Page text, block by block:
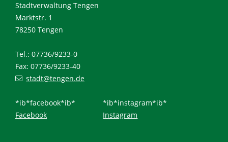
Stadtverwaltung Tengen
Marktstr. 1
78250 Tengen
Tel.: 07736/9233-0
Fax: 07736/9233-40
stadt@tengen.de
*ib*facebook*ib*
Facebook
*ib*instagram*ib*
Instagram